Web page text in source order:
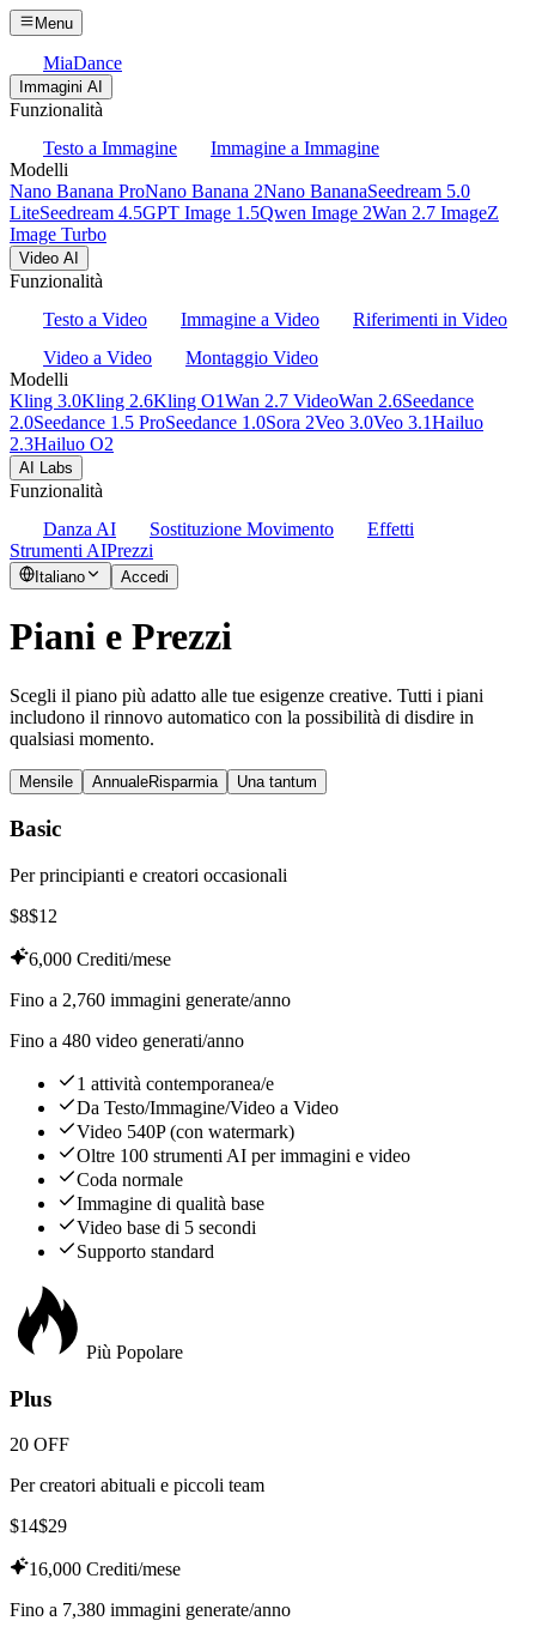
Menu
MiaDance
Immagini AI
Funzionalità
Testo a Immagine
Immagine a Immagine
Modelli
Nano Banana ProNano Banana 2Nano BananaSeedream 5.0
LiteSeedream 4.5GPT Image 1.5Qwen Image 2Wan 2.7 ImageZ
Image Turbo
Video AI
Funzionalità
Testo a Video
Immagine a Video
Riferimenti in Video
Video a Video
Montaggio Video
Modelli
Kling 3.0Kling 2.6Kling O1Wan 2.7 VideoWan 2.6Seedance
2.0Seedance 1.5 ProSeedance 1.0Sora 2Veo 3.0Veo 3.1Hailuo
2.3Hailuo O2
AI Labs
Funzionalità
Danza AI
Sostituzione Movimento
Effetti
Strumenti AIPrezzi
Italiano Accedi
Piani e Prezzi
Scegli il piano più adatto alle tue esigenze creative. Tutti i piani
includono il rinnovo automatico con la possibilità di disdire in
qualsiasi momento.
Mensile AnnualeRisparmia Una tantum
Basic
Per principianti e creatori occasionali
$8$12
6,000 Crediti/mese
Fino a 2,760 immagini generate/anno
Fino a 480 video generati/anno
1 attività contemporanea/e
Da Testo/Immagine/Video a Video
Video 540P (con watermark)
Oltre 100 strumenti AI per immagini e video
Coda normale
Immagine di qualità base
Video base di 5 secondi
Supporto standard
Più Popolare
Plus
20 OFF
Per creatori abituali e piccoli team
$14$29
16,000 Crediti/mese
Fino a 7,380 immagini generate/anno